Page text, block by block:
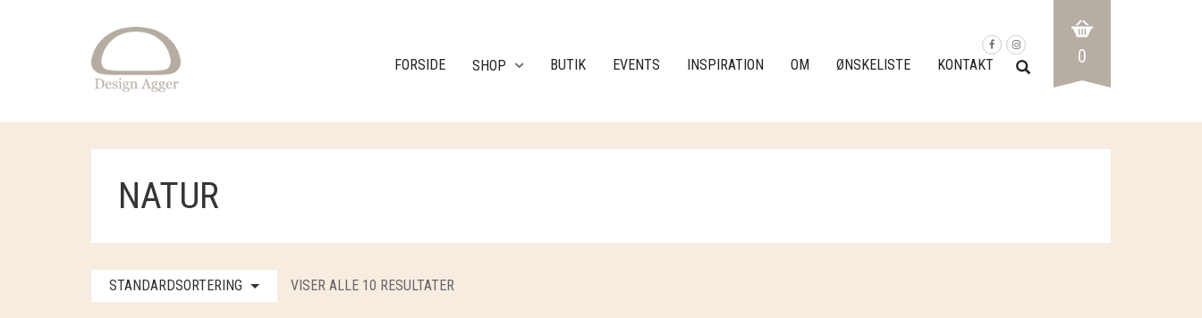
FORSIDE SHOP BUTIK EVENTS INSPIRATION OM ØNSKELISTE KONTAKT 0
NATUR
STANDARDSORTERING VISER ALLE 10 RESULTATER